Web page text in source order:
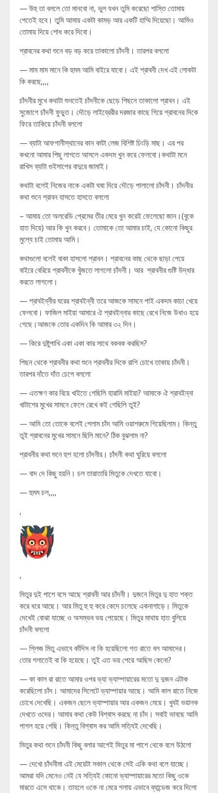
— উহু তা বললে তো মানবো না, ভুল যখন তুমি করেছো শাস্তি তোমায়
পেতেই হবে। তুমি আমায় একটা কামড় আর একটি হাম্মি দিয়েছো। আমিও
তোমায় দিয়ে শোধ করে দিবো।
শ্রাবনের কথা শুনে বড় বড় করে তাকালো চাঁদনী। তারপর বললো
— মাম মাম মানে কি হুমম আমি বাইরে যাবো। এই শ্রাবনী দেখ এই লোকটা
কি করছে,,,,
চাঁদনীর মুখে কথাটা শুনতেই চাঁদনীকে ছেড়ে পিছনে তাকালো শ্রাবন। এই
সুজোগে চাঁদনী ফুড়ুত। দৌড়ে লাইব্রেরীর দরজার কাছে গিয়ে শ্রাবনের দিকে
ফিরে তাকিয়ে চাঁদনী বললো
— ব্যাটা আফগানীস্থানের কান কাটা লেজ বিশিষ্ট চিংড়ি মাছ। এর পর
কখনো আমার পিছু লাগতে আসলে একদম খুন করে ফেলবো।কথাটা মনে
রাখিস ব্যাটা গুইসাপের বাদুরে জামাই।
কথাটা বলেই নিজের নাকে একটা ঘষা দিয়ে দৌড়ে পালালো চাঁদনী। চাঁদনীর
কথা শুনে শ্রাবন হাসতে হাসতে বললো
– আমায় তো অলরেডি প্রেমের তীর মেরে খুন করেই ফেলেছো জান।(বুকে
হাত দিয়ে) আর কি খুন করবে। তোমাকে তো আমার চাই, যে কোনো কিছুর
মুল্যে চাই তোমায় আমি।
কথাগুলো বলেই বাকা হাসলো শ্রাবন। শ্রাবনের কাছ থেকে ছাড়া পেয়ে
বাইরে বেরিয়ে শ্রাবনীকে খুঁজতে লাগলো চাঁদনী। আর শ্রাবনীর গুষ্টি উদ্ধার
করতে লাগলো।
— শ্রাবইন্নীর ঘরের শ্রাবইন্নী তরে আজকে সামনে পাই একদম কাচা খেয়ে
ফেলবো। ফাজিল মাইয়া আমারে ঐ শ্রাবইন্নার কাছে রেখে নিজে উধাও হয়ে
গেছে।আজকে তোর একদিন কি আমার ৩২ দিন।
— কিরে দুষ্টুপাখি একা একা কার সাথে বকবক করছিস?
পিছন থেকে শ্রাবনীর কথা শুনে শ্রাবনীর দিকে রাগি চোখে তাকায় চাঁদনী।
তারপর দাঁতে দাঁত চেপে বললো
— এতক্ষণ কার বিয়ে খাইতে গেছিলি হারামি মাইয়া? আমাকে ঐ শ্রাবইন্না
খাটাশের মুখের সামনে ফেলে রেখে কই গেছিলি তুই?
— আমি তো তোকে বলেই গেলাম চাঁদ আমি ওয়াশরুমে গিয়েছিলাম। কিন্তু
তুই শ্রাবনের মুখের সামনে ছিলি মানে? ঠিক বুঝলাম না?
শ্রাবনীর কথা শুনে হুশ হলো চাঁদনীর। চাঁদনী কথা ঘুরিয়ে বললো
— বাদ দে কিছু হয়নি। চল তারাতারি মিতুকে দেখতে যাবো।
— হুমম চল,,,,
,
,
মিতুর দুই পাশে বসে আছে শ্রাবনী আর চাঁদনী। দুজনে মিতুর দু হাত শক্ত
করে ধরে আছে। আর মিতু হু হু করে কেদে চলেছে একনাগাড়ে। মিতুকে
দেখেই বোঝা যাচ্ছে ও অসম্ভব ভয় পেয়েছে। মিতুর মাথায় হাত বুলিয়ে
চাঁদনী বললো
— প্লিজ মিতু এভাবে কাঁদিস না কি হয়েছিলো গত রাতে বল আমাদের।
তোর গলাতেই বা কি হয়েছে। তুই এত ভয় পেয়ে আছিস কেনো?
— কা কাল রা রাতে আমার ওপর ভ্যা ভ্যাম্পায়ারের মতো দু দুজন এটাক
করেছিলো চাঁদ। আমাদের সিলেটে ভ্যাম্পায়ার আছে। আমি কাল রাতে নিজে
চোখে দেখেছি। একজন ছেলে ভ্যাম্পায়ার আর একজন মেয়ে। খুবই ভয়ানক
দেখতে ওদের। আমার কথা কেউ বিশ্বাস করছে না চাঁদ। সবাই ভাবছে আমি
পাগল হয়ে গেছি। কিন্তু বিশ্বাস কর আমি সত্যিই দেখেছি।
মিতুর কথা শুনে চাঁদনী কিছু বলার আগেই মিতুর মা পাশে থেকে বলে উঠলো
— দেখো চাঁদনীমা এই মেয়েটা সকাল থেকে সেই একি কথা বলে যাচ্ছে।
আমরা যদি মেনেও নেই যে সত্যিই কোনো ভ্যাম্পায়ারের মতো কিছু ওকে
মারতে এসে থাকে। তাহলে ওকে না মেরে গলায় এভাবে ব্যান্ডেজ করে দিলো